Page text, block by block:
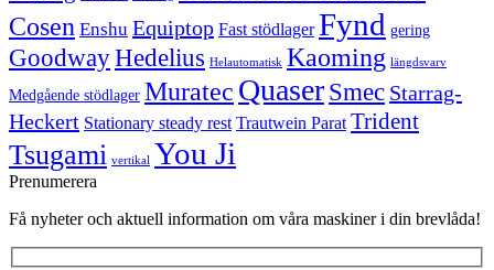
Cosen Enshu Equiptop Fast stödlager Fynd gering
GoodwayHedelius Helautomatisk Kaoming längdsvarv
Medgående stödlager Muratec QuaserSmec Starrag-
Heckert Stationary steady rest Trautwein Parat Trident
Tsugami vertikal You Ji
Prenumerera
Få nyheter och aktuell information om våra maskiner i din brevlåda!